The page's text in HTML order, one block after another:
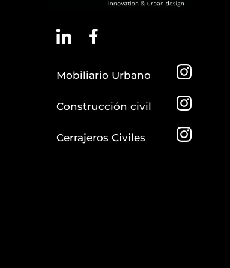
Mobiliario Urbano
Construcción civil
Cerrajeros Civiles